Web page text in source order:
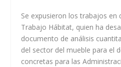
Se expusieron los trabajos en
Trabajo Hábitat, quien ha
documento de análisis
del sector del mueble para el
concretas para las